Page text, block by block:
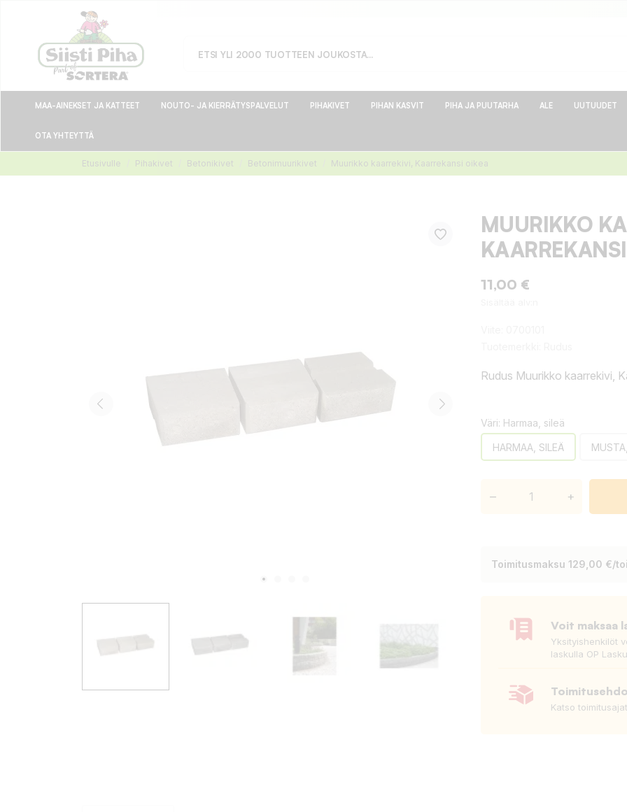
MAA-AINEKSET JA KATTEET NOUTO- JA KIERRÄTYSPALVELUT PIHAKIVET PIHAN KASVIT PIHA JA PUUTARHA ALE UUTUUDET
OTA YHTEYTTÄ
Etusivulle Pihakivet Betonikivet Betonimuurikivet Muurikko kaarrekivi, Kaarrekansi oikea
MUURIKKO
11,00 €
Rudus Muurikko kaarrekivi,
Väri: Harmaa, sileä
HARMAA, SILEÄ
– +
Toimitusmaksu 129,00 €/
Voit maksaa
Yksityishenkilöt
laskulla OP
Katso